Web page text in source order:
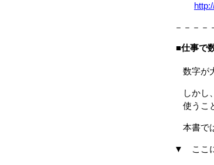
－－－－
■仕事で
数字が
しかし
使うこ
本書で
▼ ここ